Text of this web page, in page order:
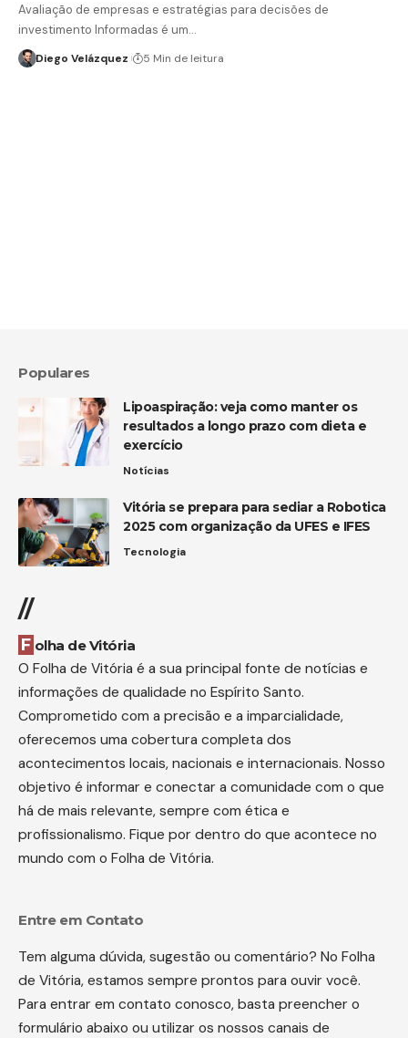
Avaliação de empresas e estratégias para decisões de
investimento Informadas é um…
Diego Velázquez 5 Min de leitura
Populares
Lipoaspiração: veja como manter os
resultados a longo prazo com dieta e
exercício
Notícias
Vitória se prepara para sediar a Robotica
2025 com organização da UFES e IFES
Tecnologia
//
Folha de Vitória
O Folha de Vitória é a sua principal fonte de notícias e
informações de qualidade no Espírito Santo.
Comprometido com a precisão e a imparcialidade,
oferecemos uma cobertura completa dos
acontecimentos locais, nacionais e internacionais. Nosso
objetivo é informar e conectar a comunidade com o que
há de mais relevante, sempre com ética e
profissionalismo. Fique por dentro do que acontece no
mundo com o Folha de Vitória.
Entre em Contato
Tem alguma dúvida, sugestão ou comentário? No Folha
de Vitória, estamos sempre prontos para ouvir você.
Para entrar em contato conosco, basta preencher o
formulário abaixo ou utilizar os nossos canais de